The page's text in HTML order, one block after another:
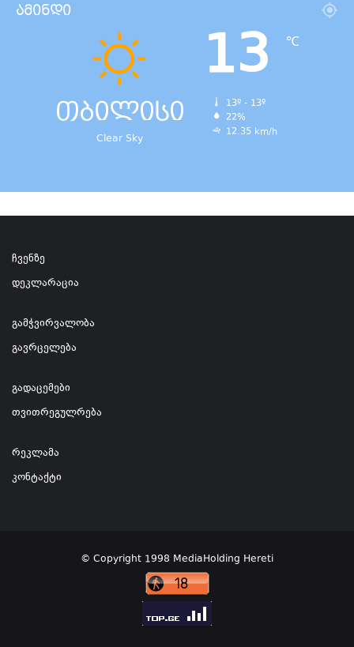
ამინდი
თბილისი
Clear Sky
13 ℃
13º - 13º
22%
12.35 km/h
ჩვენზე
დეკლარაცია
გამჭვირვალობა
გავრცელება
გადაცემები
თვითრეგულრება
რეკლამა
კონტაქტი
© Copyright 1998 MediaHolding Hereti